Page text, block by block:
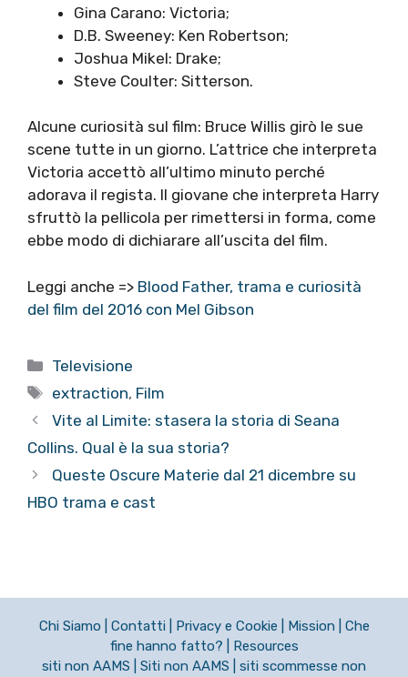
Gina Carano: Victoria;
D.B. Sweeney: Ken Robertson;
Joshua Mikel: Drake;
Steve Coulter: Sitterson.
Alcune curiosità sul film: Bruce Willis girò le sue
scene tutte in un giorno. L’attrice che interpreta
Victoria accettò all’ultimo minuto perché
adorava il regista. Il giovane che interpreta Harry
sfruttò la pellicola per rimettersi in forma, come
ebbe modo di dichiarare all’uscita del film.
Leggi anche => Blood Father, trama e curiosità
del film del 2016 con Mel Gibson
Categorie
Televisione
Tag
extraction, Film
Vite al Limite: stasera la storia di Seana
Collins. Qual è la sua storia?
Queste Oscure Materie dal 21 dicembre su
HBO trama e cast
Chi Siamo Contatti Privacy e Cookie Mission
Che
fine hanno fatto?
Resources
siti non AAMS
Siti non AAMS siti scommesse non